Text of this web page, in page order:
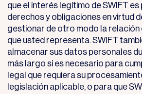
que el interés legítimo de SWIFT
derechos y obligaciones en virtud
gestionar de otro modo la relación
que usted representa. SWIFT
almacenar sus datos personales
más largo si es necesario para
legal que requiera su
legislación aplicable, o para que